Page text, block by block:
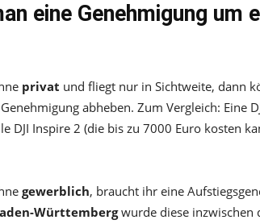
eine Genehmigung um
privat und fliegt nur in Sichtweite, dann
abheben. Zum Vergleich: Eine
DJI Inspire 2 (die bis zu 7000 Euro kosten
gewerblich, braucht ihr eine
Württembergwurde diese inzwischen